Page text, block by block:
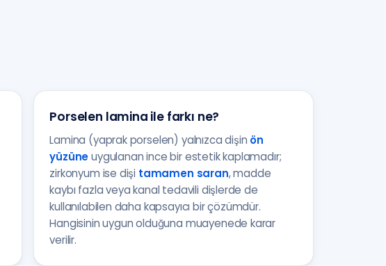
Porselen lamina ile farkı ne?
Lamina (yaprak porselen) yalnızca dişin ön
yüzüneuygulanan ince bir estetik kaplamadır;
zirkonyum ise dişi tamamen saran, madde
kaybı fazla veya kanal tedavili dişlerde de
kullanılabilen daha kapsayıcı bir çözümdür.
Hangisinin uygun olduğuna muayenede karar
verilir.